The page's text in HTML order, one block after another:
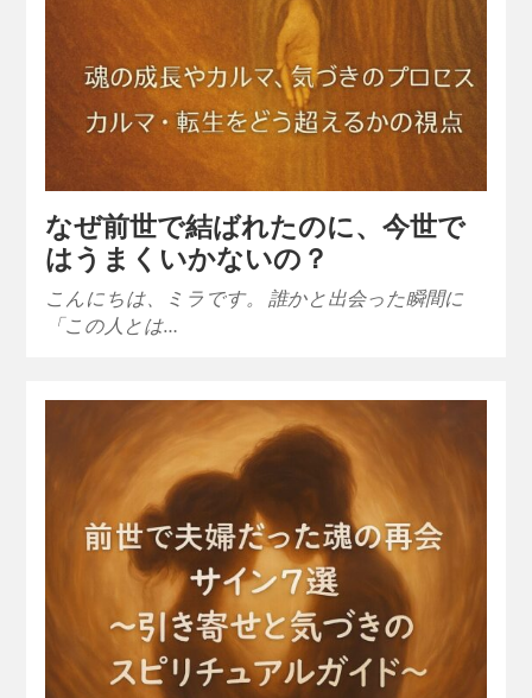
なぜ前世で結ばれたのに、今世で
はうまくいかないの？
こんにちは、ミラです。 誰かと出会った瞬間に
「この人とは…